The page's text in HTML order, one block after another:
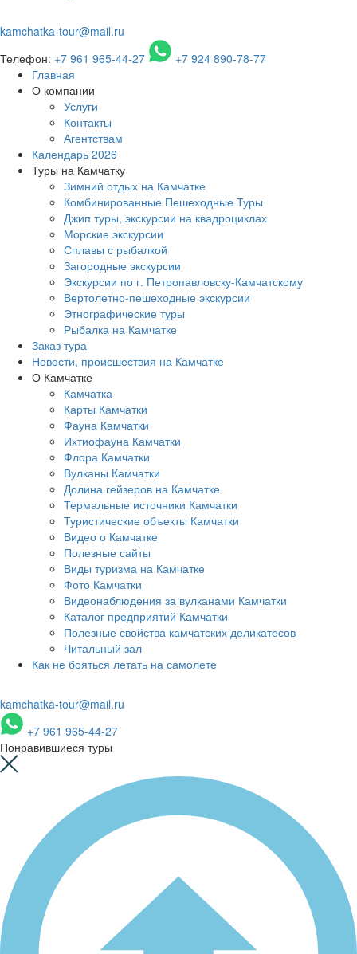
kamchatka-tour@mail.ru
Телефон: +7 961 965-44-27
+7 924 890-78-77
Главная
О компании
Услуги
Контакты
Агентствам
Календарь 2026
Туры на Камчатку
Зимний отдых на Камчатке
Комбинированные Пешеходные Туры
Джип туры, экскурсии на квадроциклах
Морские экскурсии
Сплавы с рыбалкой
Загородные экскурсии
Экскурсии по г. Петропавловску-Камчатскому
Вертолетно-пешеходные экскурсии
Этнографические туры
Рыбалка на Камчатке
Заказ тура
Новости, происшествия на Камчатке
О Камчатке
Камчатка
Карты Камчатки
Фауна Камчатки
Ихтиофауна Камчатки
Флора Камчатки
Вулканы Камчатки
Долина гейзеров на Камчатке
Термальные источники Камчатки
Туристические объекты Камчатки
Видео о Камчатке
Полезные сайты
Виды туризма на Камчатке
Фото Камчатки
Видеонаблюдения за вулканами Камчатки
Каталог предприятий Камчатки
Полезные свойства камчатских деликатесов
Читальный зал
Как не бояться летать на самолете
kamchatka-tour@mail.ru
+7 961 965-44-27
Понравившиеся туры